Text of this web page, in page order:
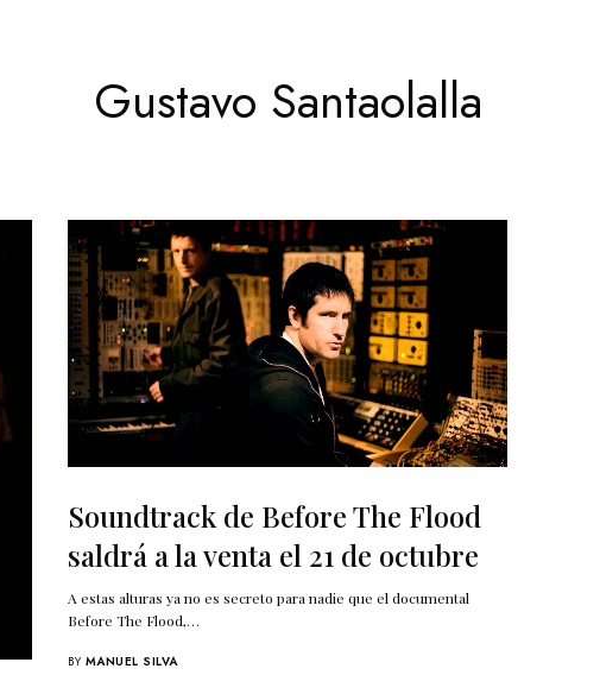
Gustavo Santaolalla
Soundtrack de Before The Flood
saldrá a la venta el 21 de octubre
A estas alturas ya no es secreto para nadie que el documental
Before The Flood,…
BY MANUEL SILVA